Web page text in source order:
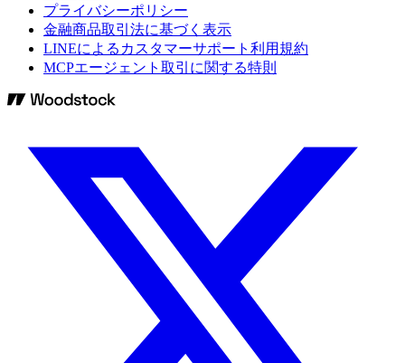
プライバシーポリシー
金融商品取引法に基づく表示
LINEによるカスタマーサポート利用規約
MCPエージェント取引に関する特則